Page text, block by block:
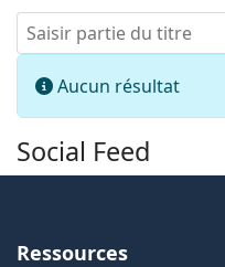
Saisir partie du titre
Info
Aucun résultat
Social Feed
Ressources